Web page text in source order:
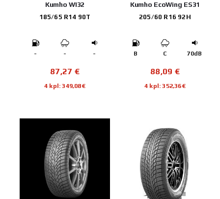
Kumho WI32
185/65 R14 90T
- - -
87,27 €
4 kpl: 349,08€
Kumho EcoWing ES31
205/60 R16 92H
B C 70dB
88,09 €
4 kpl: 352,36€